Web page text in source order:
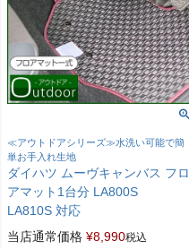
≪アウトドアシリーズ≫水洗い可能で簡
単お手入れ生地
ダイハツ ムーヴキャンバス フロ
アマット1台分 LA800S
LA810S 対応
当店通常価格 ¥8,990税込